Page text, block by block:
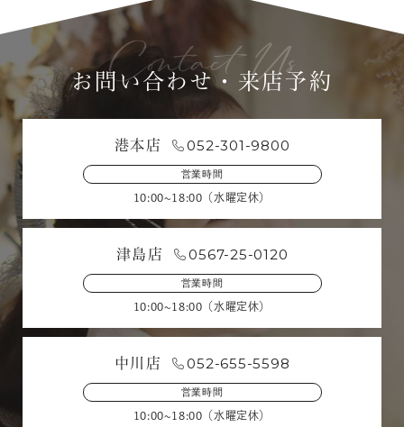
お問い合わせ・来店予約
港本店 052-301-9800
営業時間
10:00~18:00（水曜定休）
津島店 0567-25-0120
営業時間
10:00~18:00（水曜定休）
中川店 052-655-5598
営業時間
10:00~18:00（水曜定休）